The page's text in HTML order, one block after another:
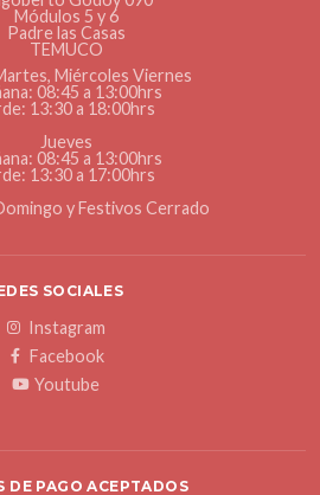
Módulos 5 y 6
Padre las Casas
TEMUCO
Miércoles Viernes
08:45 a 13:00hrs
13:30 a 18:00hrs
Jueves
08:45 a 13:00hrs
13:30 a 17:00hrs
y Festivos Cerrado
SOCIALES
Instagram
Facebook
Youtube
DE PAGO ACEPTADOS